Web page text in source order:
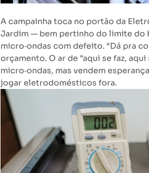
A campainha toca no portão da
Jardim — bem pertinho do limite do
micro‑ondas com defeito. “Dá pra
orçamento. O ar de “aqui se faz,
micro‑ondas, mas vendem
jogar eletrodomésticos fora.